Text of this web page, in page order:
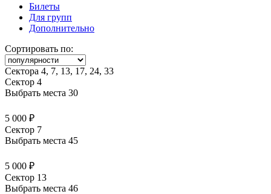
Билеты
Для групп
Дополнительно
Сортировать по:
Сектора 4, 7, 13, 17, 24, 33
Сектор 4
Выбрать места 30
5 000 ₽
Сектор 7
Выбрать места 45
5 000 ₽
Сектор 13
Выбрать места 46